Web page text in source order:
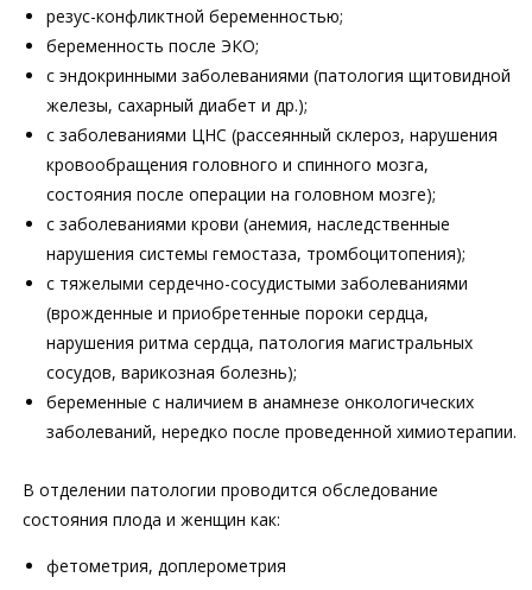
резус-конфликтной беременностью;
беременность после ЭКО;
с эндокринными заболеваниями (патология щитовидной
железы, сахарный диабет и др.);
с заболеваниями ЦНС (рассеянный склероз, нарушения
кровообращения головного и спинного мозга,
состояния после операции на головном мозге);
с заболеваниями крови (анемия, наследственные
нарушения системы гемостаза, тромбоцитопения);
с тяжелыми сердечно-сосудистыми заболеваниями
(врожденные и приобретенные пороки сердца,
нарушения ритма сердца, патология магистральных
сосудов, варикозная болезнь);
беременные с наличием в анамнезе онкологических
заболеваний, нередко после проведенной химиотерапии.
В отделении патологии проводится обследование
состояния плода и женщин как:
фетометрия, доплерометрия